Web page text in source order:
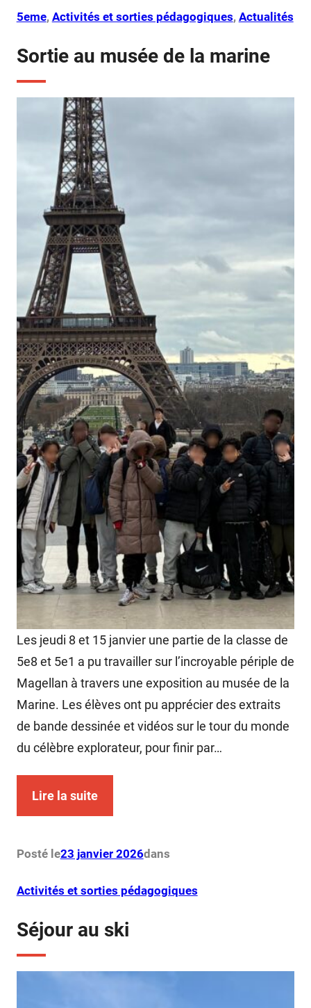
5eme, Activités et sorties pédagogiques, Actualités
Sortie au musée de la marine
Les jeudi 8 et 15 janvier une partie de la classe de
5e8 et 5e1 a pu travailler sur l’incroyable périple de
Magellan à travers une exposition au musée de la
Marine. Les élèves ont pu apprécier des extraits
de bande dessinée et vidéos sur le tour du monde
du célèbre explorateur, pour finir par…
Lire la suite
Posté le23 janvier 2026dans
Activités et sorties pédagogiques
Séjour au ski